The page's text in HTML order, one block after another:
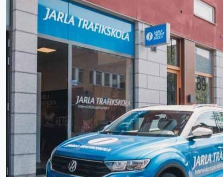
Våra körlektioner är 70 minuter, utebliven närvaro debiteras.
En startlektion kan endast nyttjas en gång och ersätter inte
vanliga körlektioner.
Denna körlektion utförs med en manuellt växlad bil,
körkortstillstånd krävs.
Kontakta oss för bokning eller logga in på appen
Elevcentralen alternativt stroptima.se.